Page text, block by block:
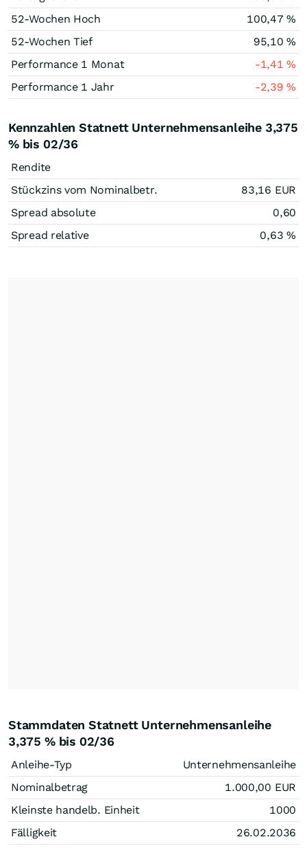
52-Wochen Hoch
100,47%
52-Wochen Tief
95,10%
Performance 1 Monat
-1,41%
Performance 1 Jahr
-2,39%
Kennzahlen Statnett Unternehmensanleihe 3,375
% bis 02/36
Rendite
Stückzins vom Nominalbetr.
83,16 EUR
Spread absolute
0,60
Spread relative
0,63 %
Stammdaten Statnett Unternehmensanleihe
3,375 % bis 02/36
Anleihe-Typ
Unternehmensanleihe
Nominalbetrag
1.000,00 EUR
Kleinste handelb. Einheit
1000
Fälligkeit
26.02.2036